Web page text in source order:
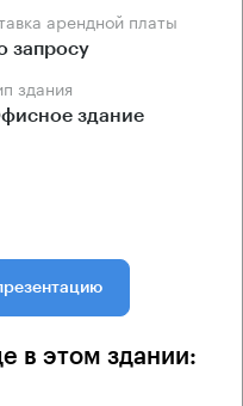
арендной платы
запросу
здания
здание
в этом здании: